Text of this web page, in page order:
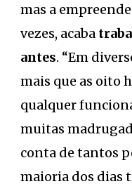
mas a
vezes, acaba
antes. “Em
mais que as oito
qualquer
muitas
conta de tantos
maioria dos dias